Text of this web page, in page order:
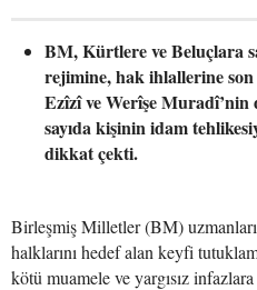
BM, Kürtlere ve Beluçlara
rejimine, hak ihlallerine son
Ezîzî ve Werîşe
sayıda kişinin idam
dikkat çekti.
Birleşmiş Milletler (BM)
halklarını hedef alan keyfi
kötü muamele ve yargısız